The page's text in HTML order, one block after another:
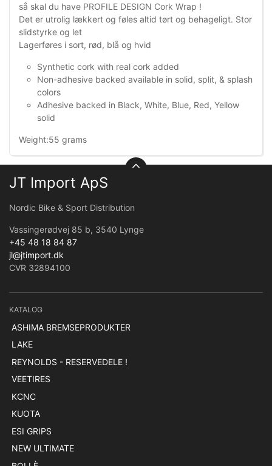
så skal du have PROFILE DESIGN Cork Wrap !
Det er utrolig lækkert og føles altid tørt og behageligt. Stor
slidstyrke og let
Lagerføres i sort, rød, blå og hvid
Synthetic cork with real cork added
Non-adhesive backed available in solid, split, & splash
colors
Adhesive backed in Black, White, Blue, Red, Yellow
solid
Weight:55 grams
JT Import ApS
Nordic Bike & Sport Distribution
Vassingerødvej 85 b, 3540 Lynge
+45 48 18 84 87
jl@jtimport.dk
CVR 32894100
KATALOG
ASHIMA BREMSEPRODUKTER
LAKE
REYNOLDS - RESERVEDELE !
VEETIRES
KCNC
KUOTA
ESI GRIPS
NEW ULTIMATE